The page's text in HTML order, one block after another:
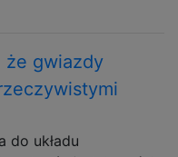
że gwiazdy
do układu